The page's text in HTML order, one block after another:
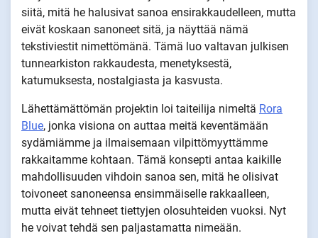
siitä, mitä he halusivat sanoa ensirakkaudelleen, mutta
eivät koskaan sanoneet sitä, ja näyttää nämä
tekstiviestit nimettömänä. Tämä luo valtavan julkisen
tunnearkiston rakkaudesta, menetyksestä,
katumuksesta, nostalgiasta ja kasvusta.
Lähettämättömän projektin loi taiteilija nimeltä Rora
Blue, jonka visiona on auttaa meitä keventämään
sydämiämme ja ilmaisemaan vilpittömyyttämme
rakkaitamme kohtaan. Tämä konsepti antaa kaikille
mahdollisuuden vihdoin sanoa sen, mitä he olisivat
toivoneet sanoneensa ensimmäiselle rakkaalleen,
mutta eivät tehneet tiettyjen olosuhteiden vuoksi. Nyt
he voivat tehdä sen paljastamatta nimeään.